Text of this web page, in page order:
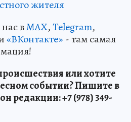
жителя
вMAX,Telegram,
«ВКонтакте» - там самая
или хотите
событии? Пишите в
редакции: +7 (978) 349-